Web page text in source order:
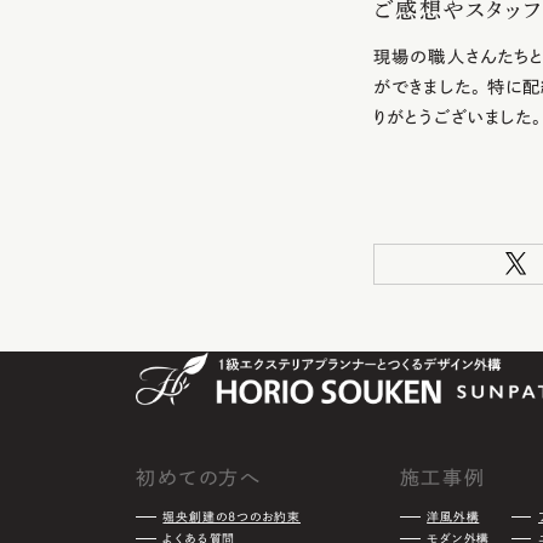
ご感想やスタッ
現場の職人さんたち
ができました。 特に
りがとうございました
初めての方へ
堀央創建の8つのお約束
よくある質問
施工事例
洋風外構
モダン外構